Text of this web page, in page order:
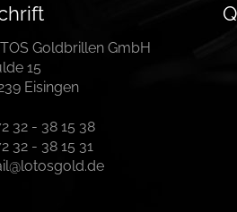
Goldbrillen GmbH
15
Eisingen
32 - 38 15 38
32 - 38 15 31